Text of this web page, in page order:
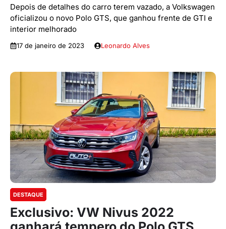
Depois de detalhes do carro terem vazado, a Volkswagen
oficializou o novo Polo GTS, que ganhou frente de GTI e
interior melhorado
17 de janeiro de 2023 Leonardo Alves
DESTAQUE
Exclusivo: VW Nivus 2022